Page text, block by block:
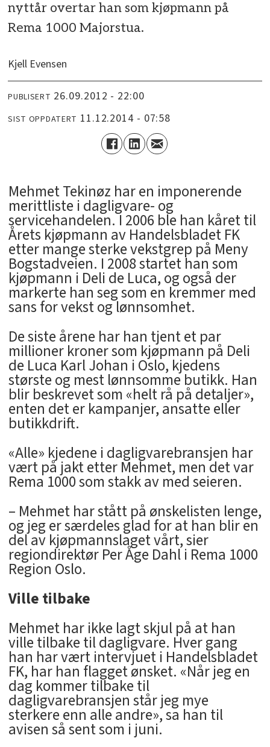
nyttår overtar han som kjøpmann på
Rema 1000 Majorstua.
Kjell Evensen
PUBLISERT 26.09.2012 - 22:00
SIST OPPDATERT 11.12.2014 - 07:58
Mehmet Tekinøz har en imponerende
merittliste i dagligvare- og
servicehandelen. I 2006 ble han kåret til
Årets kjøpmann av Handelsbladet FK
etter mange sterke vekstgrep på Meny
Bogstadveien. I 2008 startet han som
kjøpmann i Deli de Luca, og også der
markerte han seg som en kremmer med
sans for vekst og lønnsomhet.
De siste årene har han tjent et par
millioner kroner som kjøpmann på Deli
de Luca Karl Johan i Oslo, kjedens
største og mest lønnsomme butikk. Han
blir beskrevet som «helt rå på detaljer»,
enten det er kampanjer, ansatte eller
butikkdrift.
«Alle» kjedene i dagligvarebransjen har
vært på jakt etter Mehmet, men det var
Rema 1000 som stakk av med seieren.
– Mehmet har stått på ønskelisten lenge,
og jeg er særdeles glad for at han blir en
del av kjøpmannslaget vårt, sier
regiondirektør Per Åge Dahl i Rema 1000
Region Oslo.
Ville tilbake
Mehmet har ikke lagt skjul på at han
ville tilbake til dagligvare. Hver gang
han har vært intervjuet i Handelsbladet
FK, har han flagget ønsket. «Når jeg en
dag kommer tilbake til
dagligvarebransjen står jeg mye
sterkere enn alle andre», sa han til
avisen så sent som i juni.